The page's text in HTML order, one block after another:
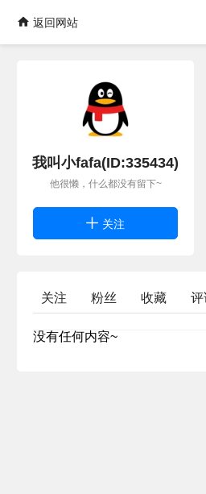
返回网站
我叫小fafa(ID:335434)
他很懒，什么都没有留下~
关注
关注 粉丝 收藏 评
没有任何内容~